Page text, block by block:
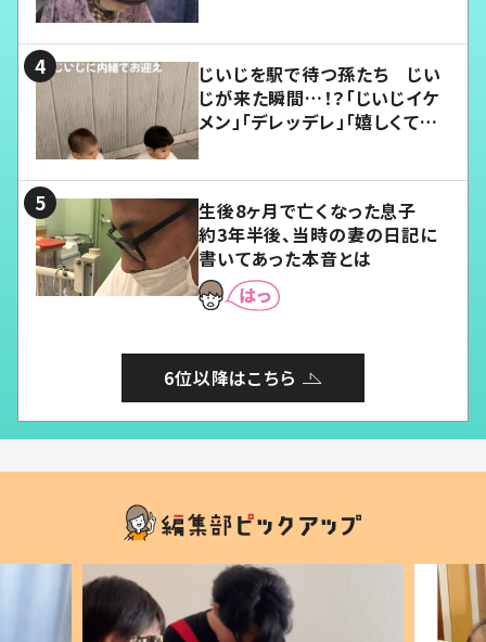
じいじを駅で待つ孫たち じい
じが来た瞬間…！？「じいじイケ
メン」「デレッデレ」「嬉しくて可
生後8ヶ月で亡くなった息子
約3年半後、当時の妻の日記に
書いてあった本音とは
6位以降はこちら